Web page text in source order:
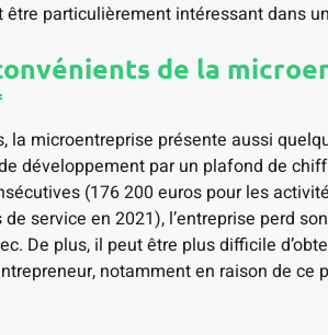
être particulièrement intéressant dans
de la
la microentreprise présente aussi
développement par un plafond de
(176 200 euros pour les
service en 2021), l’entreprise perd
De plus, il peut être plus difficile
notamment en raison de ce